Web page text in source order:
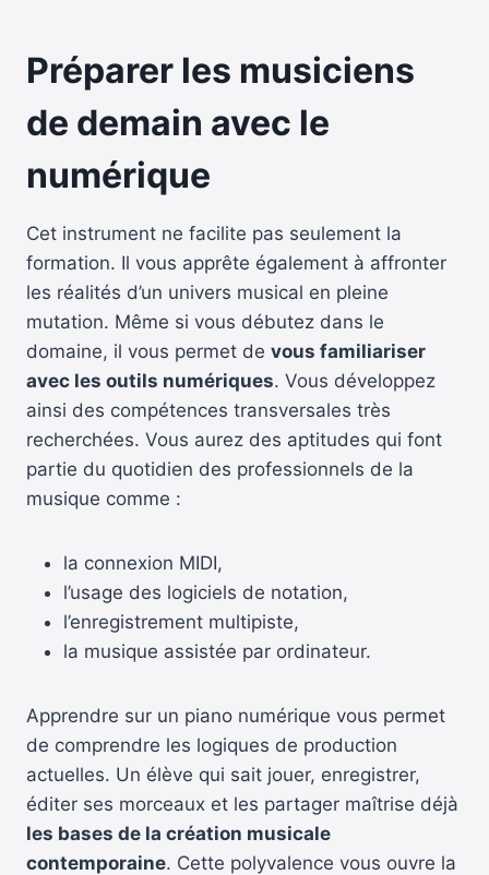
Préparer les musiciens
de demain avec le
numérique
Cet instrument ne facilite pas seulement la
formation. Il vous apprête également à affronter
les réalités d’un univers musical en pleine
mutation. Même si vous débutez dans le
domaine, il vous permet de vous familiariser
avec les outils numériques. Vous développez
ainsi des compétences transversales très
recherchées. Vous aurez des aptitudes qui font
partie du quotidien des professionnels de la
musique comme :
la connexion MIDI,
l’usage des logiciels de notation,
l’enregistrement multipiste,
la musique assistée par ordinateur.
Apprendre sur un piano numérique vous permet
de comprendre les logiques de production
actuelles. Un élève qui sait jouer, enregistrer,
éditer ses morceaux et les partager maîtrise déjà
les bases de la création musicale
contemporaine. Cette polyvalence vous ouvre la